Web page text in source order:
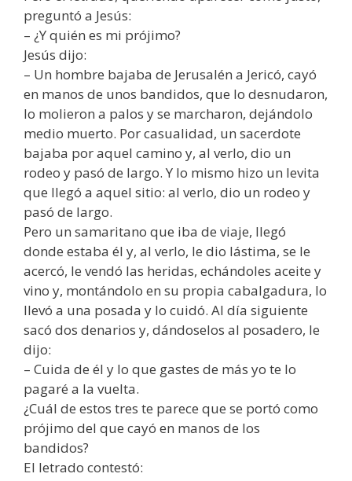
preguntó a Jesús:
– ¿Y quién es mi prójimo?
Jesús dijo:
– Un hombre bajaba de Jerusalén a Jericó, cayó
en manos de unos bandidos, que lo desnudaron,
lo molieron a palos y se marcharon, dejándolo
medio muerto. Por casualidad, un sacerdote
bajaba por aquel camino y, al verlo, dio un
rodeo y pasó de largo. Y lo mismo hizo un levita
que llegó a aquel sitio: al verlo, dio un rodeo y
pasó de largo.
Pero un samaritano que iba de viaje, llegó
donde estaba él y, al verlo, le dio lástima, se le
acercó, le vendó las heridas, echándoles aceite y
vino y, montándolo en su propia cabalgadura, lo
llevó a una posada y lo cuidó. Al día siguiente
sacó dos denarios y, dándoselos al posadero, le
dijo:
– Cuida de él y lo que gastes de más yo te lo
pagaré a la vuelta.
¿Cuál de estos tres te parece que se portó como
prójimo del que cayó en manos de los
bandidos?
El letrado contestó: